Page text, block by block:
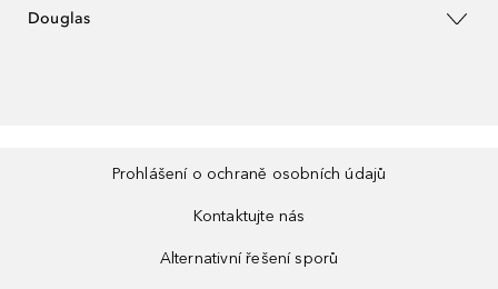
Douglas
Prohlášení o ochraně osobních údajů
Kontaktujte nás
Alternativní řešení sporů